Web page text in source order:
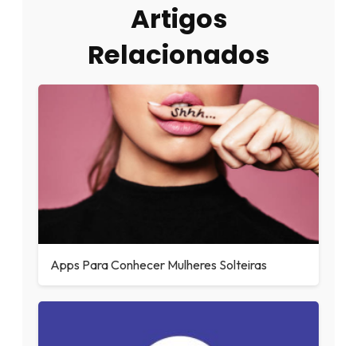
Artigos
Relacionados
Apps Para Conhecer Mulheres Solteiras